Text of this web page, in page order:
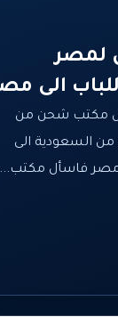
لمصر
مكتب شحن من
السعودية الى
فاسأل مكتب...